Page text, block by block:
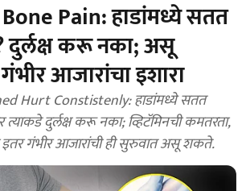
Pain: हाडांमध्ये सतत
दुर्लक्ष करू नका; असू
आजारांचा इशारा
Hurt Constistenly: हाडांमध्ये सतत
दुर्लक्ष करू नका; व्हिटॅमिनची कमतरता,
इतर गंभीर आजारांची ही सुरुवात असू शकते.